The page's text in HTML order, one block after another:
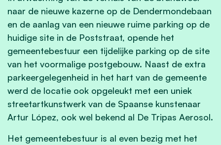
naar de nieuwe kazerne op de Dendermondebaan
en de aanlag van een nieuwe ruime parking op de
huidige site in de Poststraat, opende het
gemeentebestuur een tijdelijke parking op de site
van het voormalige postgebouw. Naast de extra
parkeergelegenheid in het hart van de gemeente
werd de locatie ook opgeleukt met een uniek
streetartkunstwerk van de Spaanse kunstenaar
Artur López, ook wel bekend al De Tripas Aerosol.
Het gemeentebestuur is al even bezig met het